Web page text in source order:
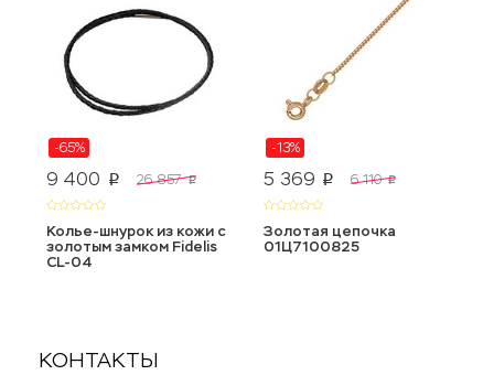
-65%
9 400 p 26 857 p
Колье-шнурок из кожи с
золотым замком Fidelis
CL-04
-13%
5 369 p 6 110 p
Золотая цепочка
01Ц7100825
КОНТАКТЫ